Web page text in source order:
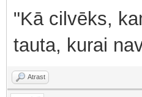
"Kā cilvēks,
tauta, kurai
Atrast